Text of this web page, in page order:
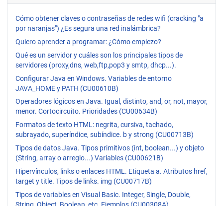
Cómo obtener claves o contraseñas de redes wifi (cracking "a
por naranjas") ¿Es segura una red inalámbrica?
Quiero aprender a programar: ¿Cómo empiezo?
Qué es un servidor y cuáles son los principales tipos de
servidores (proxy,dns, web,ftp,pop3 y smtp, dhcp...).
Configurar Java en Windows. Variables de entorno
JAVA_HOME y PATH (CU00610B)
Operadores lógicos en Java. Igual, distinto, and, or, not, mayor,
menor. Cortocircuito. Prioridades (CU00634B)
Formatos de texto HTML: negrita, cursiva, tachado,
subrayado, superíndice, subíndice. b y strong (CU00713B)
Tipos de datos Java. Tipos primitivos (int, boolean...) y objeto
(String, array o arreglo...) Variables (CU00621B)
Hipervínculos, links o enlaces HTML. Etiqueta a. Atributos href,
target y title. Tipos de links. img (CU00717B)
Tipos de variables en Visual Basic. Integer, Single, Double,
String, Object, Boolean, etc. Ejemplos (CU00308A)